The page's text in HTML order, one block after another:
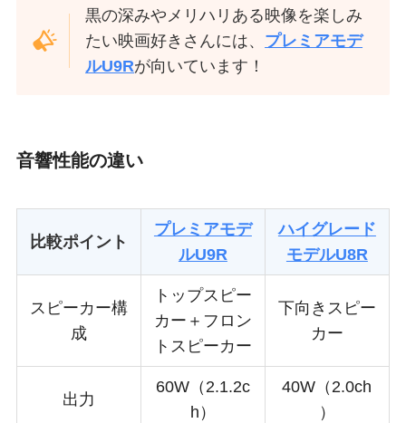
黒の深みやメリハリある映像を楽しみ
たい映画好きさんには、 プレミアモデ
ルU9Rが向いています！
音響性能の違い
比較ポイント
プレミアモデ
ルU9R
ハイグレード
モデルU8R
スピーカー構
成
トップスピー
カー＋フロン
トスピーカー
下向きスピー
カー
出力
60W（2.1.2c
h）
40W（2.0ch
）